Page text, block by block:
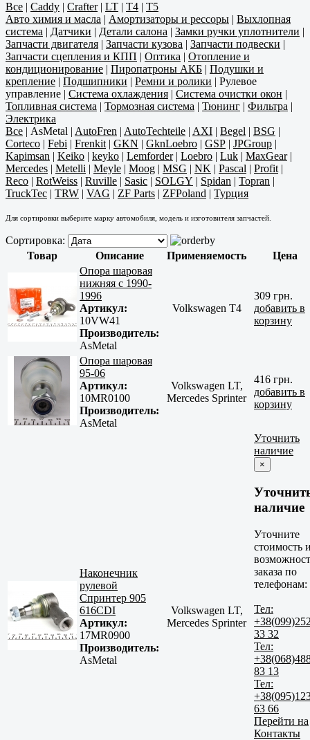
Все | Caddy | Crafter| LT | T4 | T5
Авто химия и масла | Амортизаторы и рессоры | Выхлопная
система | Датчики | Детали салона | Замки ручки уплотнители |
Запчасти двигателя | Запчасти кузова | Запчасти подвески |
Запчасти сцепления и КПП | Оптика | Отопление и
кондиционирование | Пиропатроны АКБ | Подушки и
крепление | Подшипники | Ремни и ролики | Рулевое
управление | Система охлаждения | Система очистки окон |
Топливная система | Тормозная система | Тюнинг | Фильтра |
Электрика
Все | AsMetal | AutoFren | AutoTechteile | AXI | Begel | BSG |
Corteco | Febi | Frenkit | GKN | GknLoebro | GSP | JPGroup |
Kapimsan | Keiko | keyko | Lemforder| Loebro | Luk | MaxGear|
Mercedes | Metelli | Meyle | Moog | MSG | NK | Pascal | Profit |
Reco | RotWeiss | Ruville | Sasic | SOLGY | Spidan | Topran |
TruckTec | TRW | VAG | ZF Parts | ZFPoland | Турция
Для сортировки выберите марку автомобиля, модель и изготовителя запчастей.
Сортировка:
Товар
Описание Применяемость
Цена
Опора шаровая
нижняя с 1990-
1996
Артикул:
10VW41
Производитель:
AsMetal
Volkswagen T4
309 грн.
добавить в
корзину
Опора шаровая
95-06
Артикул:
10MR0100
Производитель:
AsMetal
Volkswagen LT,
Mercedes Sprinter
416 грн.
добавить в
корзину
Наконечник
рулевой
Спринтер 905
616CDI
Артикул:
17MR0900
Производитель:
AsMetal
Volkswagen LT,
Mercedes Sprinter
Уточнить
наличие
×
наличие
Уточните
стоимость
заказа по
телефонам:
Тел:
33 32
Тел:
83 13
Тел:
63 66
Перейти на
Контакты